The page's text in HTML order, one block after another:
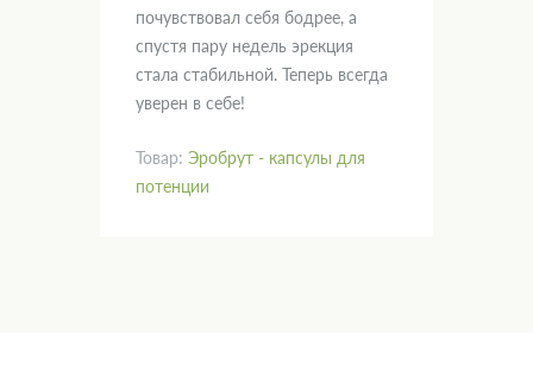
почувствовал себя бодрее, а
спустя пару недель эрекция
стала стабильной. Теперь всегда
уверен в себе!
Товар: Эробрут - капсулы для
потенции